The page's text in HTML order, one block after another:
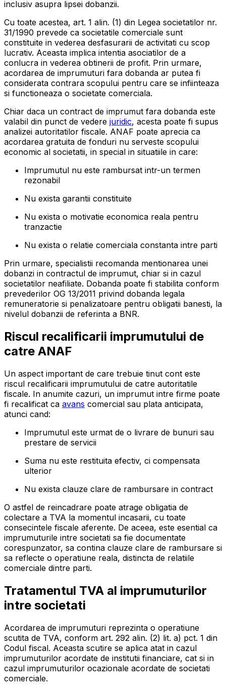
inclusiv asupra lipsei dobanzii.
Cu toate acestea, art. 1 alin. (1) din Legea societatilor nr.
31/1990 prevede ca societatile comerciale sunt
constituite in vederea desfasurarii de activitati cu scop
lucrativ. Aceasta implica intentia asociatilor de a
conlucra in vederea obtinerii de profit. Prin urmare,
acordarea de imprumuturi fara dobanda ar putea fi
considerata contrara scopului pentru care se infiinteaza
si functioneaza o societate comerciala.
Chiar daca un contract de imprumut fara dobanda este
valabil din punct de vedere juridic, acesta poate fi supus
analizei autoritatilor fiscale. ANAF poate aprecia ca
acordarea gratuita de fonduri nu serveste scopului
economic al societatii, in special in situatiile in care:
Imprumutul nu este rambursat intr-un termen
rezonabil
Nu exista garantii constituite
Nu exista o motivatie economica reala pentru
tranzactie
Nu exista o relatie comerciala constanta intre parti
Prin urmare, specialistii recomanda mentionarea unei
dobanzi in contractul de imprumut, chiar si in cazul
societatilor neafiliate. Dobanda poate fi stabilita conform
prevederilor OG 13/2011 privind dobanda legala
remuneratorie si penalizatoare pentru obligatii banesti, la
nivelul dobanzii de referinta a BNR.
Riscul recalificarii imprumutului de
catre ANAF
Un aspect important de care trebuie tinut cont este
riscul recalificarii imprumutului de catre autoritatile
fiscale. In anumite cazuri, un imprumut intre firme poate
fi recalificat ca avans comercial sau plata anticipata,
atunci cand:
Imprumutul este urmat de o livrare de bunuri sau
prestare de servicii
Suma nu este restituita efectiv, ci compensata
ulterior
Nu exista clauze clare de rambursare in contract
O astfel de reincadrare poate atrage obligatia de
colectare a TVA la momentul incasarii, cu toate
consecintele fiscale aferente. De aceea, este esential ca
imprumuturile intre societati sa fie documentate
corespunzator, sa contina clauze clare de rambursare si
sa reflecte o operatiune reala, distincta de relatiile
comerciale dintre parti.
Tratamentul TVA al imprumuturilor
intre societati
Acordarea de imprumuturi reprezinta o operatiune
scutita de TVA, conform art. 292 alin. (2) lit. a) pct. 1 din
Codul fiscal. Aceasta scutire se aplica atat in cazul
imprumuturilor acordate de institutii financiare, cat si in
cazul imprumuturilor ocazionale acordate de societati
comerciale.